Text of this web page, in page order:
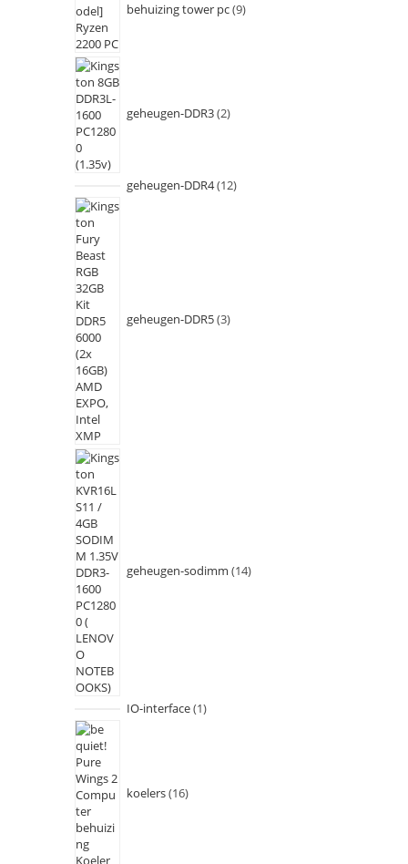
behuizing tower pc 9
geheugen-DDR3 2
geheugen-DDR4 12
geheugen-DDR5 3
geheugen-sodimm 14
IO-interface 1
koelers 16